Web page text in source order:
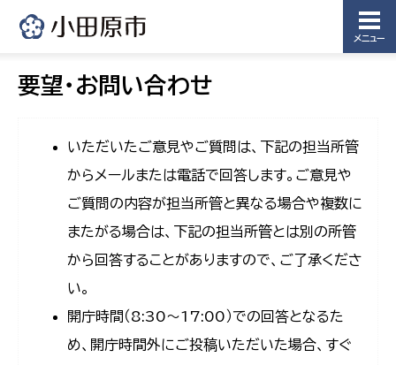
メニュー
要望・お問い合わせ
いただいたご意見やご質問は、下記の担当所管
からメールまたは電話で回答します。ご意見や
ご質問の内容が担当所管と異なる場合や複数に
またがる場合は、下記の担当所管とは別の所管
から回答することがありますので、ご了承くださ
い。
開庁時間（8:30〜17:00）での回答となるた
め、開庁時間外にご投稿いただいた場合、すぐ